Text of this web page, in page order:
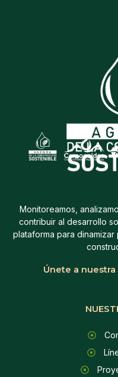
Monitoreamos,
contribuir al desarrollo
plataforma para
Únete a